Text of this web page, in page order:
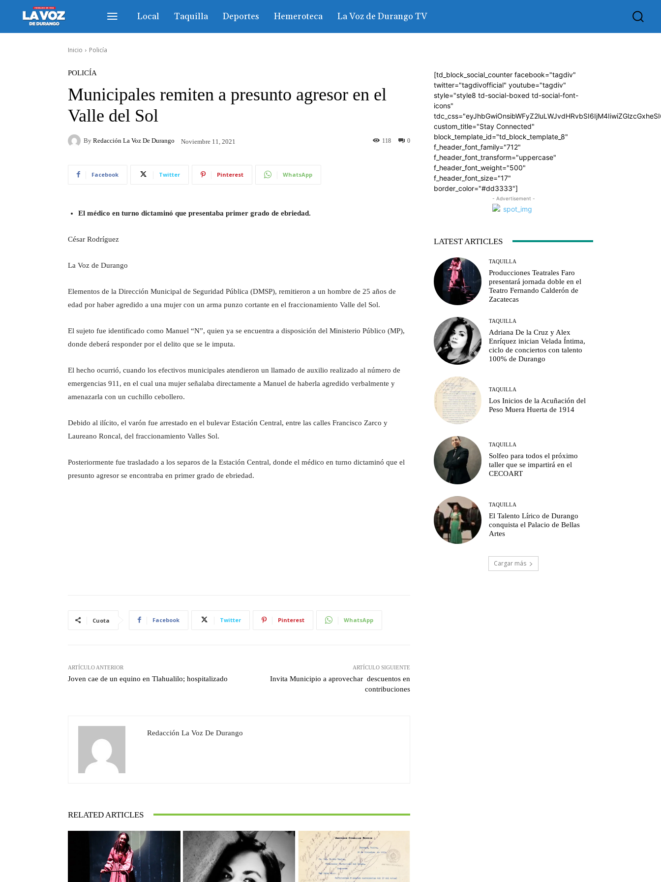
Local Taquilla Deportes Hemeroteca La Voz de Durango TV
Inicio Policía
POLICÍA
Municipales remiten a presunto agresor en el
Valle del Sol
By Redacción La Voz De Durango Noviembre 11, 2021 0
118
Facebook Twitter Pinterest WhatsApp
El médico en turno dictaminó que presentaba primer grado de ebriedad.
César Rodríguez
La Voz de Durango
Elementos de la Dirección Municipal de Seguridad Pública (DMSP), remitieron a un hombre de 25 años de
edad por haber agredido a una mujer con un arma punzo cortante en el fraccionamiento Valle del Sol.
El sujeto fue identificado como Manuel “N”, quien ya se encuentra a disposición del Ministerio Público (MP),
donde deberá responder por el delito que se le imputa.
El hecho ocurrió, cuando los efectivos municipales atendieron un llamado de auxilio realizado al número de
emergencias 911, en el cual una mujer señalaba directamente a Manuel de haberla agredido verbalmente y
amenazarla con un cuchillo cebollero.
Debido al ilícito, el varón fue arrestado en el bulevar Estación Central, entre las calles Francisco Zarco y
Laureano Roncal, del fraccionamiento Valles Sol.
Posteriormente fue trasladado a los separos de la Estación Central, donde el médico en turno dictaminó que el
presunto agresor se encontraba en primer grado de ebriedad.
Cuota Facebook Twitter Pinterest WhatsApp
ARTÍCULO ANTERIOR
Joven cae de un equino en Tlahualilo; hospitalizado
ARTÍCULO SIGUIENTE
Invita Municipio a aprovechar descuentos en
contribuciones
Redacción La Voz De Durango
RELATED ARTICLES
[td_block_social_counter facebook="tagdiv"
twitter="tagdivofficial" youtube="tagdiv"
style="style8 td-social-boxed td-social-font-
icons"
custom_title="Stay Connected"
block_template_id="td_block_template_8"
f_header_font_family="712"
f_header_font_transform="uppercase"
f_header_font_weight="500"
f_header_font_size="17"
border_color="#dd3333"]
- Advertisement -
LATEST ARTICLES
TAQUILLA
Producciones Teatrales Faro
presentará jornada doble en el
Teatro Fernando Calderón de
Zacatecas
TAQUILLA
Adriana De la Cruz y Alex
Enríquez inician Velada Íntima,
ciclo de conciertos con talento
100% de Durango
TAQUILLA
Los Inicios de la Acuñación del
Peso Muera Huerta de 1914
TAQUILLA
Solfeo para todos el próximo
taller que se impartirá en el
CECOART
TAQUILLA
El Talento Lírico de Durango
conquista el Palacio de Bellas
Artes
Cargar más